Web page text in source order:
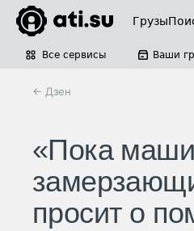
Грузы
Все сервисы Ваши
← Дзен
«Пока
просит о